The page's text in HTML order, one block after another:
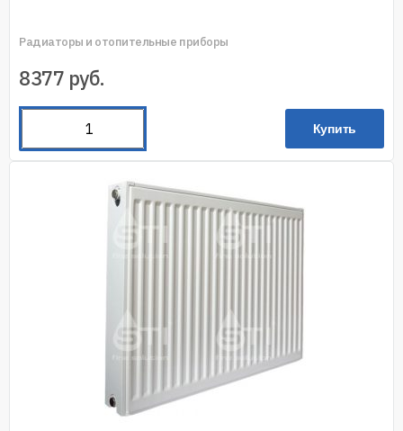
Радиаторы и отопительные приборы
8377 руб.
Купить